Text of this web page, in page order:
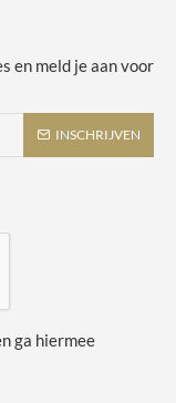
en meld je aan voor
INSCHRIJVEN
ga hiermee